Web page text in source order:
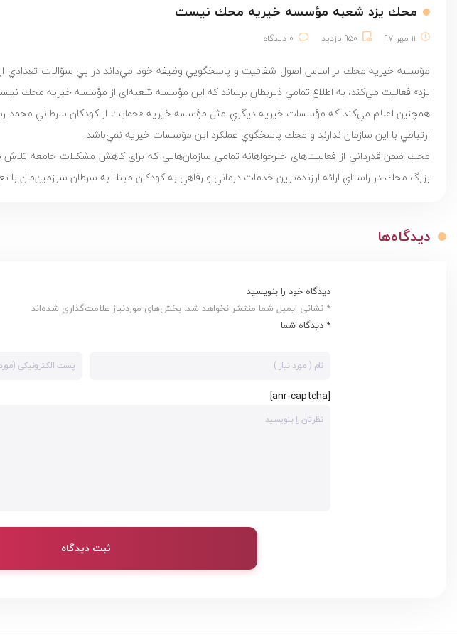
محك يزد شعبه مؤسسه خيريه محك نيست
11 مهر 97 950 بازدید 0 دیدگاه
مؤسسه خيريه محك بر اساس اصول شفافيت و پاسخگويي وظيفه خود مي‌داند در پي سؤالات تعدادي
يزد» فعاليت مي‌كند، به اطلاع تمامي ذيربطان برساند كه اين مؤسسه شعبه‌اي از مؤسسه خيريه محك
همچنين اعلام مي‌كند كه مؤسسات خيريه ديگري مثل مؤسسه خيريه «حمايت از كودكان سرطاني محمد
ارتباطي با اين سازمان ندارند و محك پاسخگوي عملكرد اين مؤسسات خيريه نمي‌باشد.
محك ضمن قدرداني از فعاليت‌هاي خيرخواهانه تمامي سازمان‌هايي كه براي كاهش مشكلات جامعه تلاش
بزرگ محك در راستاي ارائه ارزنده‌ترين خدمات درماني و رفاهي به كودكان مبتلا به سرطان سرزمين‌مان با
دیدگاه‌ها
دیدگاه خود را بنویسید
* نشانی ایمیل شما منتشر نخواهد شد. بخش‌های موردنیاز علامت‌گذاری شده‌اند
* دیدگاه شما
[anr-captcha]
ثبت دیدگاه